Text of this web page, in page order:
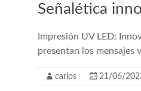
Señalética
Impresión UV LED:
presentan los mensajes
carlos 21/06/